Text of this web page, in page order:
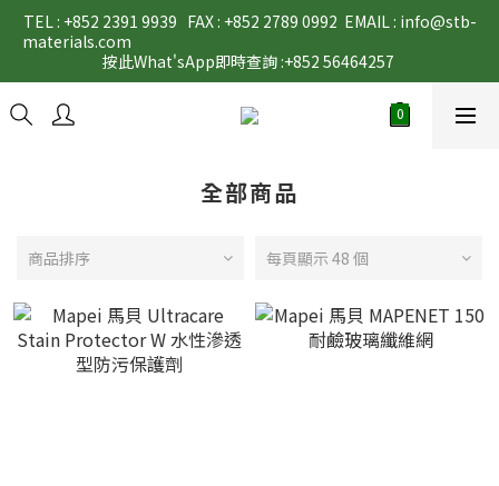
TEL : +852 2391 9939   FAX : +852 2789 0992  EMAIL : info@stb-
materials.com
按此What'sApp即時查詢 :+852 56464257
全部商品
商品排序 每頁顯示 48 個